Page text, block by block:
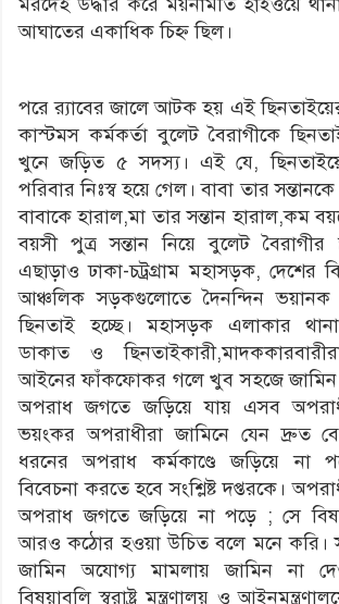
আঘাতের একাধিক চিহ্ন ছিল।
পরে র‍্যাবের জালে আটক হয় এই
কাস্টমস কর্মকর্তা বুলেট বৈরাগীকে
খুনে জড়িত ৫ সদস্য। এই যে,
পরিবার নিঃস্ব হয়ে গেল। বাবা তার
বাবাকে হারাল,মা তার সন্তান হারাল,কম
বয়সী পুত্র সন্তান নিয়ে বুলেট বৈরাগীর
এছাড়াও ঢাকা-চট্রগ্রাম মহাসড়ক, দেশের
আঞ্চলিক সড়কগুলোতে দৈনন্দিন
ছিনতাই হচ্ছে। মহাসড়ক এলাকার
ডাকাত ও
আইনের ফাঁকফোকর গলে খুব সহজে জামিন
অপরাধ জগতে জড়িয়ে যায় এসব
ভয়ংকর অপরাধীরা জামিনে যেন দ্রুত
ধরনের অপরাধ কর্মকাণ্ডে জড়িয়ে না
বিবেচনা করতে হবে সংশ্লিষ্ট দপ্তরকে।
অপরাধ জগতে জড়িয়ে না পড়ে ; সে
আরও কঠোর হওয়া উচিত বলে মনে করি।
জামিন অযোগ্য মামলায় জামিন না
বিষয়াবলি স্বরাষ্ট্র মন্ত্রণালয় ও